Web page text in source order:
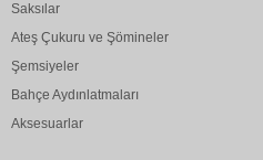
Saksılar
Ateş Çukuru ve Şömineler
Şemsiyeler
Bahçe Aydınlatmaları
Aksesuarlar